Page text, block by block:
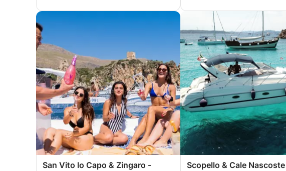
San Vito lo Capo & Zingaro - Scopello & Cale Nascoste